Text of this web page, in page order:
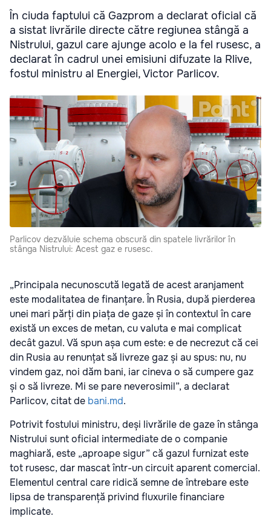
În ciuda faptului că Gazprom a declarat oficial că
a sistat livrările directe către regiunea stângă a
Nistrului, gazul care ajunge acolo e la fel rusesc, a
declarat în cadrul unei emisiuni difuzate la Rlive,
fostul ministru al Energiei, Victor Parlicov.
Parlicov dezvăluie schema obscură din spatele livrărilor în
stânga Nistrului: Acest gaz e rusesc.
„Principala necunoscută legată de acest aranjament
este modalitatea de finanțare. În Rusia, după pierderea
unei mari părți din piața de gaze și în contextul în care
există un exces de metan, cu valuta e mai complicat
decât gazul. Vă spun așa cum este: e de necrezut că cei
din Rusia au renunțat să livreze gaz și au spus: nu, nu
vindem gaz, noi dăm bani, iar cineva o să cumpere gaz
și o să livreze. Mi se pare neverosimil”, a declarat
Parlicov, citat de bani.md.
Potrivit fostului ministru, deși livrările de gaze în stânga
Nistrului sunt oficial intermediate de o companie
maghiară, este „aproape sigur” că gazul furnizat este
tot rusesc, dar mascat într-un circuit aparent comercial.
Elementul central care ridică semne de întrebare este
lipsa de transparență privind fluxurile financiare
implicate.